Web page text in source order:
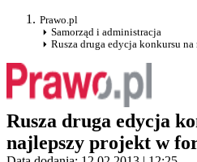
Prawo.pl
Samorząd i administracja
Rusza druga edycja konkursu
Rusza druga edycja
najlepszy projekt w